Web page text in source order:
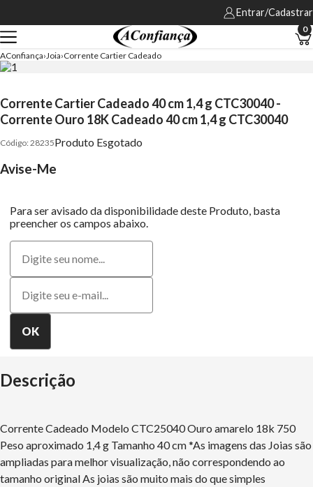
Entrar/Cadastrar
0
AConfiança Joia Corrente Cartier Cadeado
Corrente Cartier Cadeado 40 cm 1,4 g CTC30040 -
Corrente Ouro 18K Cadeado 40 cm 1,4 g CTC30040
28235Produto Esgotado
Avise-Me
Para ser avisado da disponibilidade deste Produto, basta
preencher os campos abaixo.
Descrição
Corrente Cadeado Modelo CTC25040 Ouro amarelo 18k 750
Peso aproximado 1,4 g Tamanho 40 cm *As imagens das Joias são
ampliadas para melhor visualização, não correspondendo ao
tamanho original As joias são muito mais do que simples